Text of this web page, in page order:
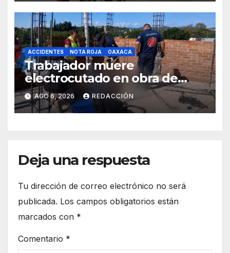
ACCIDENTES NOTA ROJA OAXACA
Trabajador muere
electrocutado en obra de
Soledad Etla; dos jóvenes
resultan gravemente
lesionados
AGO 6, 2026 REDACCIÓN
Deja una respuesta
Tu dirección de correo electrónico no será
publicada. Los campos obligatorios están
marcados con *
Comentario *